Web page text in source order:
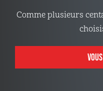
Comme plusieurs